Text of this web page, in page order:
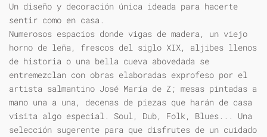
Un diseño y decoración única ideada para hacerte
sentir como en casa.
Numerosos espacios donde vigas de madera, un viejo
horno de leña, frescos del siglo XIX, aljibes llenos
de historia o una bella cueva abovedada se
entremezclan con obras elaboradas exprofeso por el
artista salmantino José María de Z; mesas pintadas a
mano una a una, decenas de piezas que harán de casa
visita algo especial. Soul, Dub, Folk, Blues... Una
selección sugerente para que disfrutes de un cuidado